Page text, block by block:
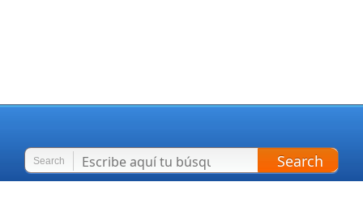
Search Search